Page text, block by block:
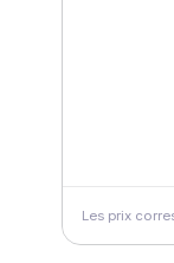
Les prix